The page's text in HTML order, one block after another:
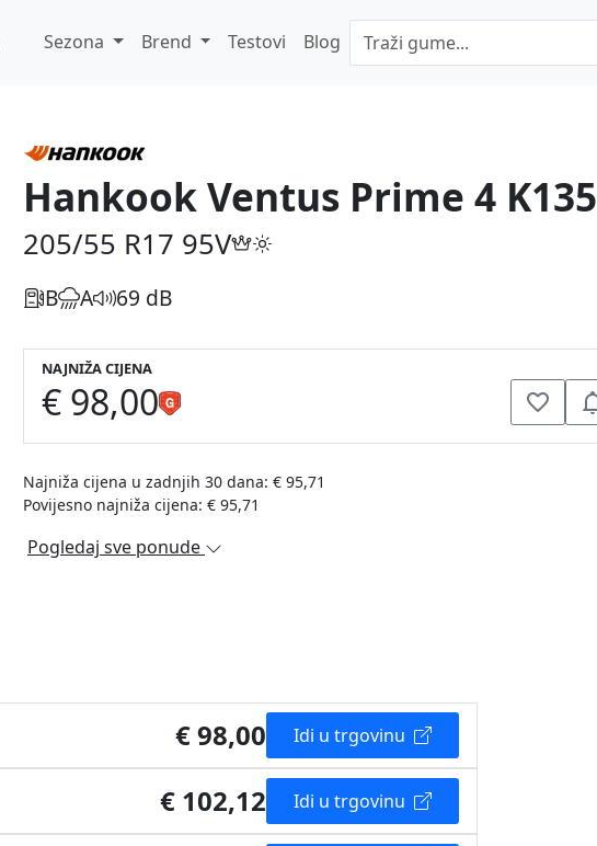
Sezona Brend Testovi Blog
Hankook Ventus Prime 4 K135
205/55 R17 95V
B A 69 dB
NAJNIŽA CIJENA
€ 98,00
Najniža cijena u zadnjih 30 dana: € 95,71
Povijesno najniža cijena: € 95,71
Pogledaj sve ponude
€ 98,00 Idi u trgovinu
€ 102,12 Idi u trgovinu